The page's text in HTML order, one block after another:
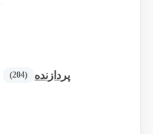
پردازنده (204)